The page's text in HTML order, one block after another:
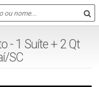
- 1 Suíte + 2 Qt
SC